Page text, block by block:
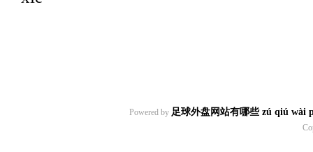
Powered by 足球外盘网站有哪些 zú qiú wài